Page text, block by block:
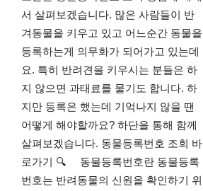
서 살펴보겠습니다. 많은 사람들이 반
겨동물을 키우고 있고 어느순간 동물을
등록하는게 의무화가 되어가고 있는데
요. 특히 반려견을 키우시는 분들은 하
지 않으면 과태료를 물기도 합니다. 하
지만 등록은 했는데 기억나지 않을 땐
어떻게 해야할까요? 하단을 통해 함께
살펴보겠습니다. 동물등록번호 조회 바
로가기 🔍 동물등록번호란 동물등록
번호는 반려동물의 신원을 확인하기 위